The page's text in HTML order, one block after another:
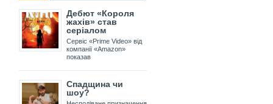
Дебют «Короля
жахів» став
серіалом
Сервіс «Prime Video» від
компанії «Amazon»
показав
Спадщина чи
шоу?